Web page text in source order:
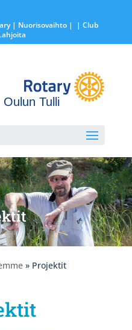
| Nuorisovaihto|
| Club
Oulun Tulli
» Projektit